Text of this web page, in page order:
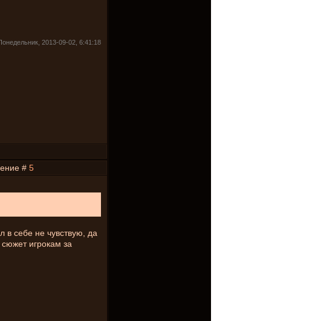
2013-09-02, 6:41:18
# 5
в себе не чувствую, да
игрокам за